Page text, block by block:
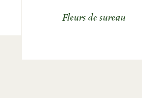
Fleurs de sureau